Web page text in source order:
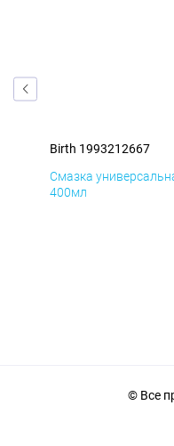
Birth 1993212667
Смазка
400мл
© Все